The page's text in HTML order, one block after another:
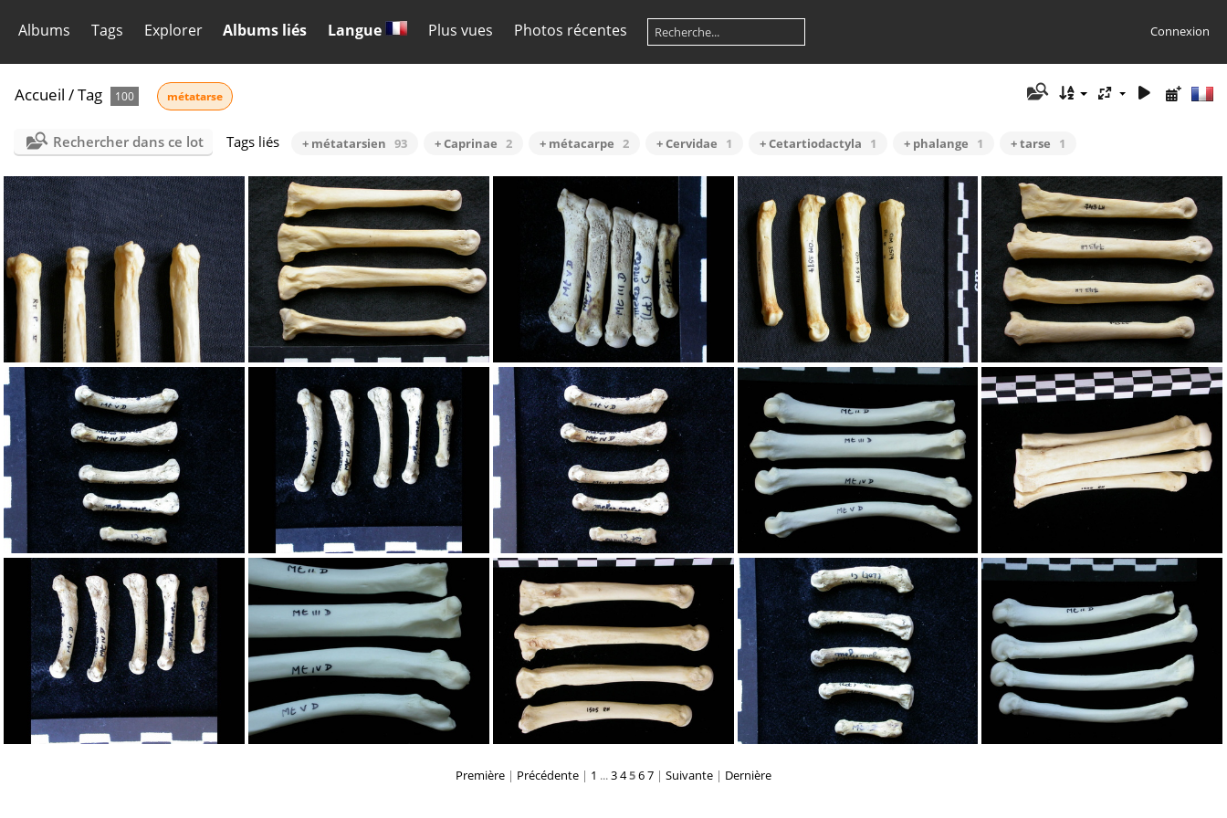
Albums Tags Explorer Albums liés Langue Plus vues Photos récentes Connexion
Accueil /Tag 100 métatarse
Rechercher dans ce lot Tags liés + métatarsien 93 + Caprinae 2 + métacarpe 2 + Cervidae 1 + Cetartiodactyla 1 + phalange 1 + tarse 1
Métatarsiens Métatarsiens Métatarsiens Métatarsiens Métatarsiens
Métatarsiens Métatarsiens Métatarsiens Métatarsiens Métatarsiens
Première | Précédente | 1 ...34567 | Suivante | Dernière